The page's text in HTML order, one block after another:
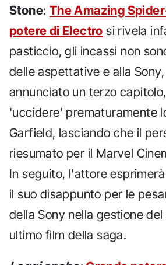
Stone: The Amazing
potere di Electro si rivela
pasticcio, gli incassi non
delle aspettative e alla
annunciato un terzo
'uccidere' prematuramente
Garfield, lasciando che il
riesumato per il Marvel
In seguito, l'attore
il suo disappunto per le
della Sony nella gestione
ultimo film della saga.